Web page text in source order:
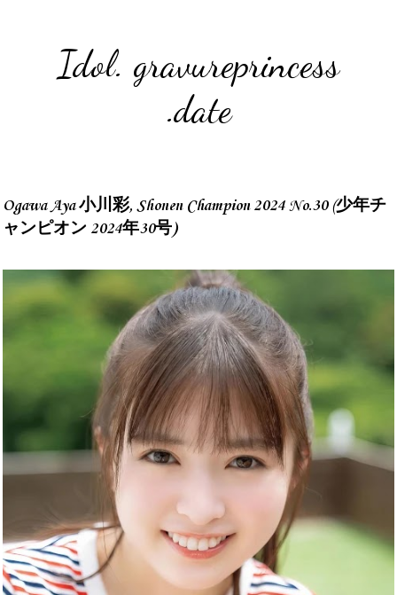
Idol. gravureprincess
.date
Ogawa Aya 小川彩, Shonen Champion 2024 No.30 (少年チ
ャンピオン 2024年30号)